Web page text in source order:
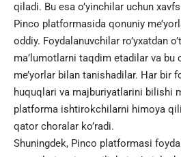
qiladi. Bu esa o’yinchilar uchun
Pinco platformasida qonuniy
oddiy. Foydalanuvchilar ro’yxatdan
ma’lumotlarni taqdim etadilar va bu
me’yorlar bilan tanishadilar. Har bir
huquqlari va majburiyatlarini bilishi
platforma ishtirokchilarni himoya
qator choralar ko’radi.
Shuningdek, Pinco platformasi